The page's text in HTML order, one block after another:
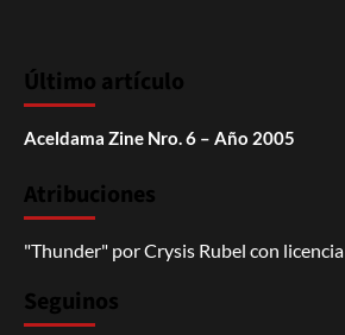
Último artículo
Aceldama Zine Nro. 6 – Año 2005
Atribuciones
"Thunder" porCrysis Rubel con licencia
Seguinos